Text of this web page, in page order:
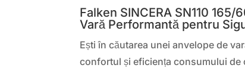
Falken SINCERA SN110 165/
Vară Performantă pentru
Ești în căutarea unei anvelope de
confortul și eficiența consumului de